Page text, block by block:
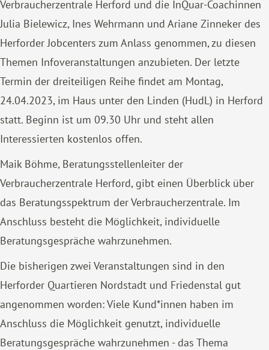
Verbraucherzentrale Herford und die InQuar-Coachinnen
Julia Bielewicz, Ines Wehrmann und Ariane Zinneker des
Herforder Jobcenters zum Anlass genommen, zu diesen
Themen Infoveranstaltungen anzubieten. Der letzte
Termin der dreiteiligen Reihe findet am Montag,
24.04.2023, im Haus unter den Linden (HudL) in Herford
statt. Beginn ist um 09.30 Uhr und steht allen
Interessierten kostenlos offen.
Maik Böhme, Beratungsstellenleiter der
Verbraucherzentrale Herford, gibt einen Überblick über
das Beratungsspektrum der Verbraucherzentrale. Im
Anschluss besteht die Möglichkeit, individuelle
Beratungsgespräche wahrzunehmen.
Die bisherigen zwei Veranstaltungen sind in den
Herforder Quartieren Nordstadt und Friedenstal gut
angenommen worden: Viele Kund*innen haben im
Anschluss die Möglichkeit genutzt, individuelle
Beratungsgespräche wahrzunehmen - das Thema